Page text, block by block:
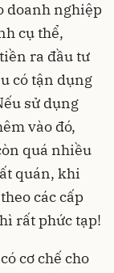
doanh nghiệp
cụ thể,
ra đầu tư
có tận dụng
sử dụng
vào đó,
quá nhiều
quán, khi
các cấp
rất phức tạp!
cơ chế cho